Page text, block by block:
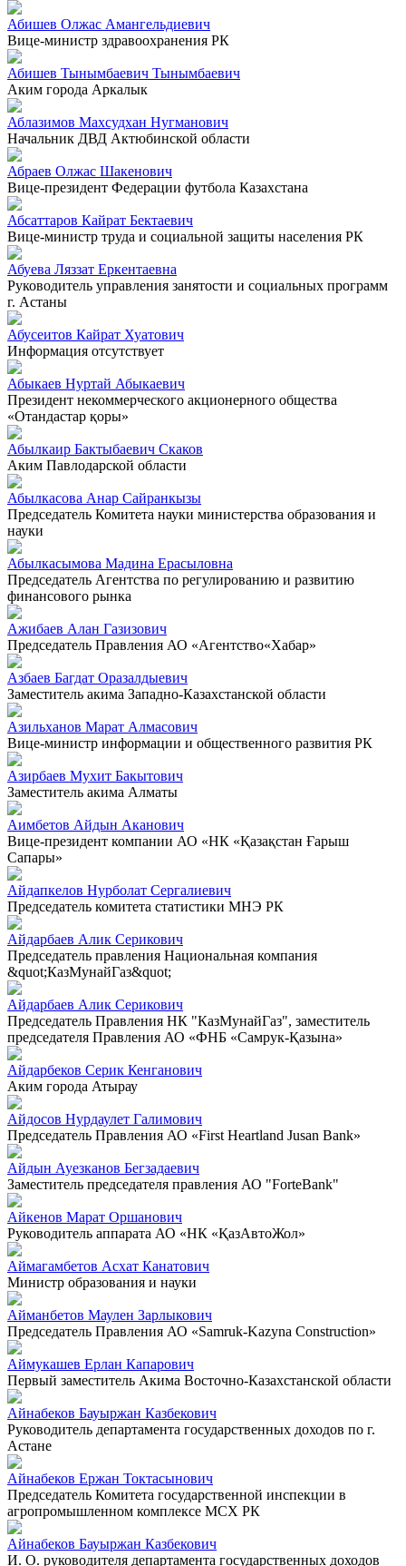
Абишев Олжас Амангельдиевич
Вице-министр здравоохранения РК
Абишев Тынымбаевич Тынымбаевич
Аким города Аркалык
Аблазимов Махсудхан Нугманович
Начальник ДВД Актюбинской области
Абраев Олжас Шакенович
Вице-президент Федерации футбола Казахстана
Абсаттаров Кайрат Бектаевич
Вице-министр труда и социальной защиты населения РК
Абуева Ляззат Еркентаевна
Руководитель управления занятости и социальных программ
г. Астаны
Абусеитов Кайрат Хуатович
Информация отсутствует
Абыкаев Нуртай Абыкаевич
Президент некоммерческого акционерного общества
«Отандастар қоры»
Абылкаир Бактыбаевич Скаков
Аким Павлодарской области
Абылкасова Анар Сайранкызы
Председатель Комитета науки министерства образования и
науки
Абылкасымова Мадина Ерасыловна
Председатель Агентства по регулированию и развитию
финансового рынка
Ажибаев Алан Газизович
Председатель Правления АО «Агентство«Хабар»
Азбаев Багдат Оразалдыевич
Заместитель акима Западно-Казахстанской области
Азильханов Марат Алмасович
Вице-министр информации и общественного развития РК
Азирбаев Мухит Бакытович
Заместитель акима Алматы
Аимбетов Айдын Аканович
Вице-президент компании АО «НК «Қазақстан Ғарыш
Сапары»
Айдапкелов Нурболат Сергалиевич
Председатель комитета статистики МНЭ РК
Айдарбаев Алик Серикович
Председатель правления Национальная компания
&quot;КазМунайГаз&quot;
Айдарбаев Алик Серикович
Председатель Правления НК "КазМунайГаз", заместитель
председателя Правления АО «ФНБ «Самрук-Қазына»
Айдарбеков Серик Кенганович
Аким города Атырау
Айдосов Нурдаулет Галимович
Председатель Правления АО «First Heartland Jusan Bank»
Айдын Ауезканов Бегзадаевич
Заместитель председателя правления АО "ForteBank"
Айкенов Марат Оршанович
Руководитель аппарата АО «НК «ҚазАвтоЖол»
Аймагамбетов Асхат Канатович
Министр образования и науки
Айманбетов Маулен Зарлыкович
Председатель Правления АО «Samruk-Kazyna Construction»
Аймукашев Ерлан Капарович
Первый заместитель Акима Восточно-Казахстанской области
Айнабеков Бауыржан Казбекович
Руководитель департамента государственных доходов по г.
Астане
Айнабеков Ержан Токтасынович
Председатель Комитета государственной инспекции в
агропромышленном комплексе МСХ РК
Айнабеков Бауыржан Казбекович
И. О. руководителя департамента государственных доходов